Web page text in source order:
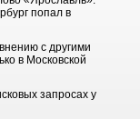
попал в
с другими
в Московской
запросах у